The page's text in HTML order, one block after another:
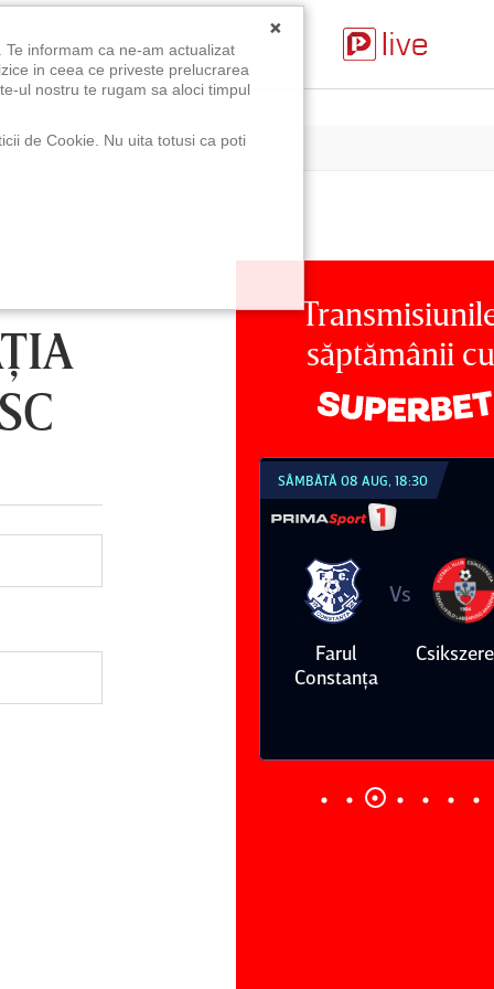
săptămânii cu
Farul
Vs
SÂMBĂTĂ 08 AUG, 21:30
Dinamo
Vs
FC
×
informam ca ne-am actualizat
in ceea ce priveste prelucrarea
ul nostru te rugam sa aloci timpul
de Cookie. Nu uita totusi ca poti